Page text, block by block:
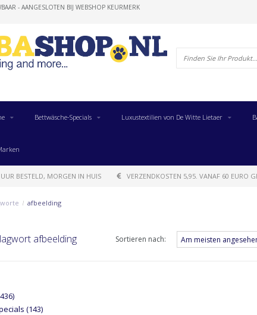
- AANGESLOTEN BIJ WEBSHOP KEURMERK
Bettwäsche-Specials Luxustextilien von De Witte Lietaer
BESTELD, MORGEN IN HUIS VERZENDKOSTEN 5,95. VANAF 60 EURO
/ afbeelding
afbeelding Sortieren nach:
(143)